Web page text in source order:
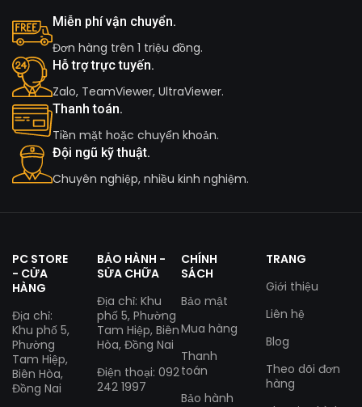
Miễn phí vận chuyển.
Đơn hàng trên 1 triệu đồng.
Hỗ trợ trực tuyến.
Zalo, TeamViewer, UltraViewer.
Thanh toán.
Tiền mặt hoặc chuyển khoản.
Đội ngũ kỹ thuật.
Chuyên nghiệp, nhiều kinh nghiệm.
PC STORE
- CỬA
HÀNG
Địa chỉ:
Khu phố 5,
Phường
Tam Hiệp,
Biên Hòa,
Đồng Nai
BẢO HÀNH -
SỬA CHỮA
Địa chỉ: Khu
phố 5, Phường
Tam Hiệp, Biên
Hòa, Đồng Nai
Điện thoại: 092
242 1997
CHÍNH
SÁCH
Bảo mật
Mua hàng
Thanh
toán
Bảo hành
TRANG
Giới thiệu
Liên hệ
Blog
Theo dõi đơn
hàng